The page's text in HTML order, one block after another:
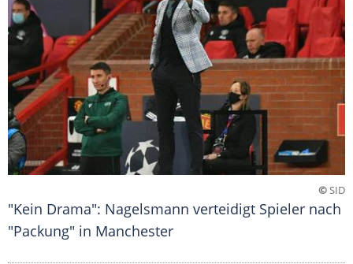
©SID
"Kein Drama": Nagelsmann verteidigt Spieler nach
"Packung" in Manchester